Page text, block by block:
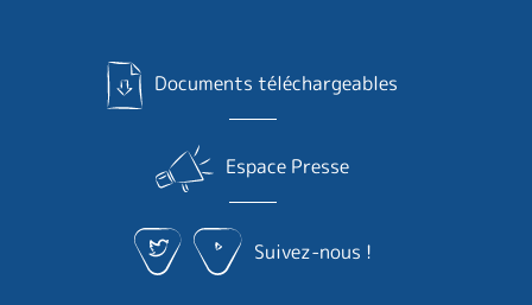
Documents téléchargeables
Espace Presse
Suivez-nous !